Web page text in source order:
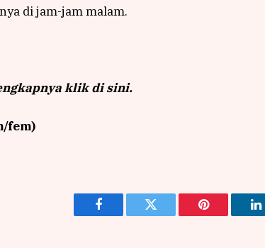
di jam-jam malam.
klik di sini.
fem)
Facebook Twitter Pinterest